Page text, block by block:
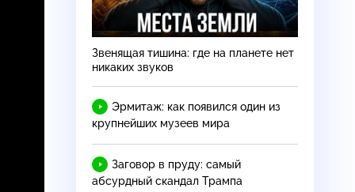
Звенящая тишина: где на планете нет
никаких звуков
Эрмитаж: как появился один из
крупнейших музеев мира
Заговор в пруду: самый
абсурдный скандал Трампа